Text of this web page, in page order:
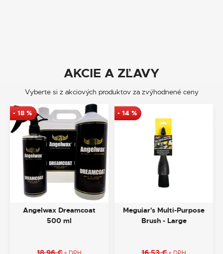
AKCIE A ZĽAVY
Vyberte si z akciových produktov za zvýhodnené ceny
- 18 %
Angelwax Dreamcoat
500 ml
- 14%
Meguiar's Multi-Purpose
Brush - Large